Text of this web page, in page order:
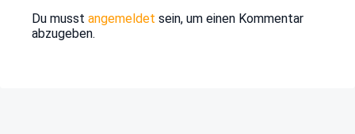
Du musst angemeldet sein, um einen Kommentar
abzugeben.